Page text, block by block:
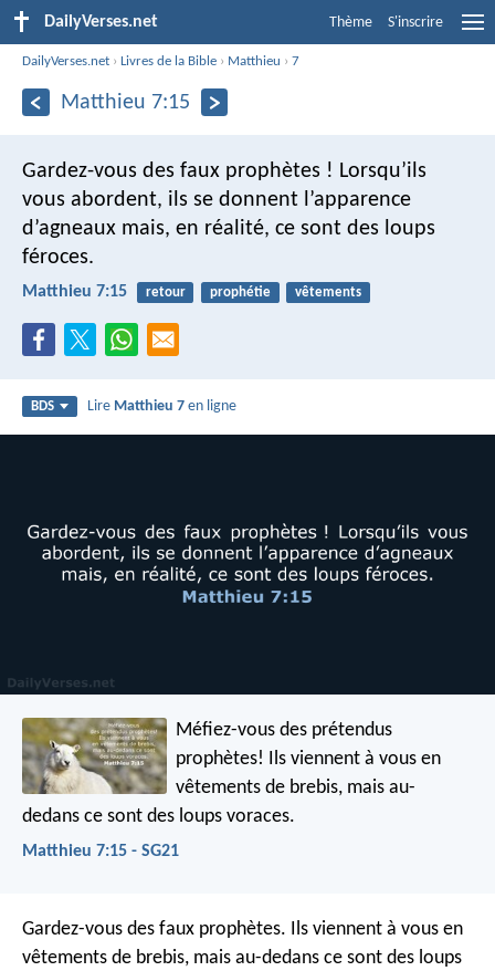
DailyVerses.net Thème S'inscrire
DailyVerses.net ›Livres de la Bible › Matthieu ›7
Matthieu 7:15
Gardez-vous des faux prophètes ! Lorsqu’ils
vous abordent, ils se donnent l’apparence
d’agneaux mais, en réalité, ce sont des loups
féroces.
Matthieu 7:15 retour prophétie vêtements
BDS Lire Matthieu 7 en ligne
Méfiez-vous des prétendus
prophètes! Ils viennent à vous en
vêtements de brebis, mais au-
dedans ce sont des loups voraces.
Matthieu 7:15 - SG21
Gardez-vous des faux prophètes. Ils viennent à vous en
vêtements de brebis, mais au-dedans ce sont des loups